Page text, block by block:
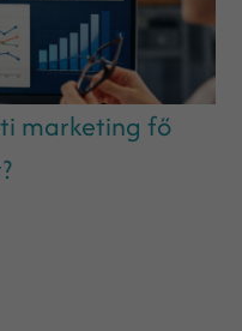
marketing fő